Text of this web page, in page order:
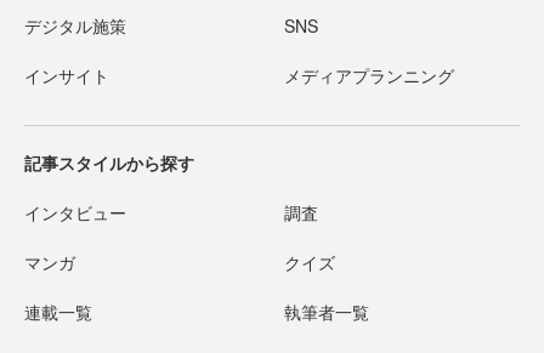
デジタル施策 SNS
インサイト メディアプランニング
記事スタイルから探す
インタビュー 調査
マンガ クイズ
連載一覧 執筆者一覧